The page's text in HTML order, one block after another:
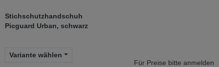
Stichschutzhandschuh
Picguard Urban, schwarz
Variante wählen
Für Preise bitte anmelden